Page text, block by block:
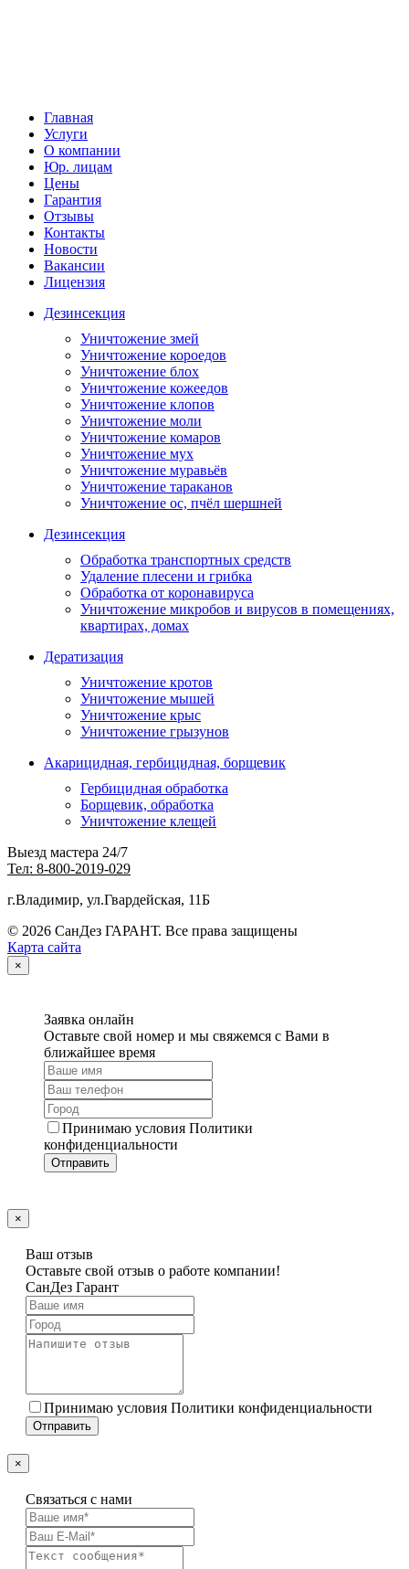
Главная
Услуги
О компании
Юр. лицам
Цены
Гарантия
Отзывы
Контакты
Новости
Вакансии
Лицензия
Дезинсекция
Уничтожение змей
Уничтожение короедов
Уничтожение блох
Уничтожение кожеедов
Уничтожение клопов
Уничтожение моли
Уничтожение комаров
Уничтожение мух
Уничтожение муравьёв
Уничтожение тараканов
Уничтожение ос, пчёл шершней
Дезинсекция
Обработка транспортных средств
Удаление плесени и грибка
Обработка от коронавируса
Уничтожение микробов и вирусов в помещениях,
квартирах, домах
Дератизация
Уничтожение кротов
Уничтожение мышей
Уничтожение крыс
Уничтожение грызунов
Акарицидная, гербицидная, борщевик
Гербицидная обработка
Борщевик, обработка
Уничтожение клещей
Выезд мастера 24/7
Тел: 8-800-2019-029
г.Владимир, ул.Гвардейская, 11Б
© 2026 СанДез ГАРАНТ. Все права защищены
Карта сайта
×
Заявка онлайн
Оставьте свой номер и мы свяжемся с Вами в
ближайшее время
Принимаю условия Политики
конфиденциальности
×
Ваш отзыв
Оставьте свой отзыв о работе компании!
СанДез Гарант
Принимаю условия Политики конфиденциальности
×
Связаться с нами